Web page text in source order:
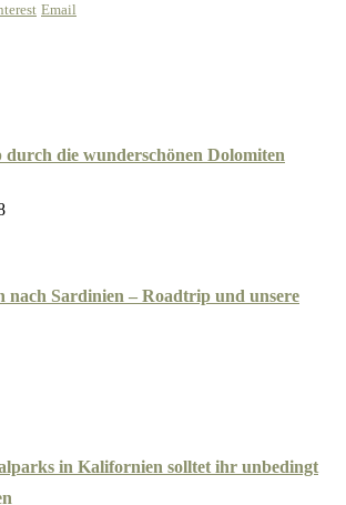
Email
die wunderschönen Dolomiten
nach Sardinien – Roadtrip und unsere
in Kalifornien solltet ihr unbedingt